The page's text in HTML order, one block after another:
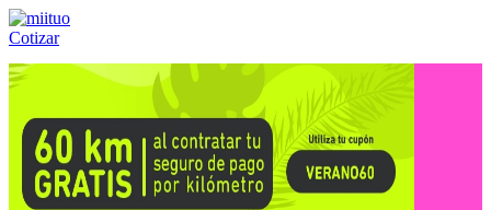
Cotizar
Llámanos al:(55) 84-21-05-00 ó